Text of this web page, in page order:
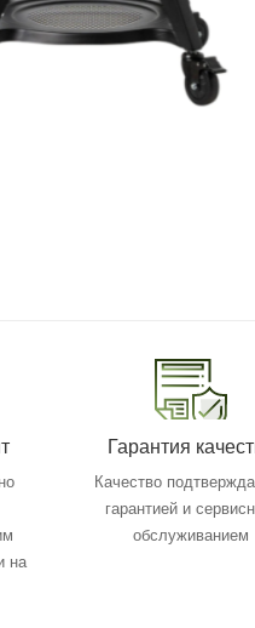
на
Гарантия
Качество
гарантией и
обслуживанием